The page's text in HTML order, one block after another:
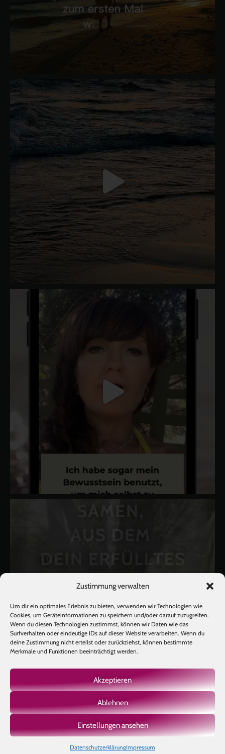
Zustimmung verwalten
Um dir ein optimales Erlebnis zu bieten, verwenden wir Technologien wie
Cookies, um Geräteinformationen zu speichern und/oder darauf zuzugreifen.
Wenn du diesen Technologien zustimmst, können wir Daten wie das
Surfverhalten oder eindeutige IDs auf dieser Website verarbeiten. Wenn du
deine Zustimmung nicht erteilst oder zurückziehst, können bestimmte
Merkmale und Funktionen beeinträchtigt werden.
Akzeptieren
Ablehnen
Einstellungen ansehen
DatenschutzerklärungImpressum
Mehr laden Auf Instagram folgen